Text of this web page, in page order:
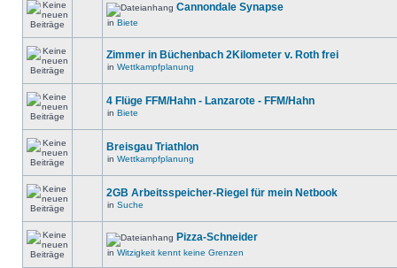
Cannondale Synapse
in Biete
Zimmer in Büchenbach 2Kilometer v. Roth frei
in Wettkampfplanung
4 Flüge FFM/Hahn - Lanzarote - FFM/Hahn
in Biete
Breisgau Triathlon
in Wettkampfplanung
2GB Arbeitsspeicher-Riegel für mein Netbook
in Suche
Pizza-Schneider
in Witzigkeit kennt keine Grenzen